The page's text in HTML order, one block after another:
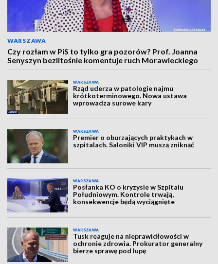
WARSZAWA
Czy rozłam w PiS to tylko gra pozorów? Prof. Joanna
Senyszyn bezlitośnie komentuje ruch Morawieckiego
WARSZAWA
Rząd uderza w patologie najmu
krótkoterminowego. Nowa ustawa
wprowadza surowe kary
WARSZAWA
Premier o oburzających praktykach w
szpitalach. Saloniki VIP muszą zniknąć
WARSZAWA
Posłanka KO o kryzysie w Szpitalu
Południowym. Kontrole trwają,
konsekwencje będą wyciągnięte
WARSZAWA
Tusk reaguje na nieprawidłowości w
ochronie zdrowia. Prokurator generalny
bierze sprawę pod lupę